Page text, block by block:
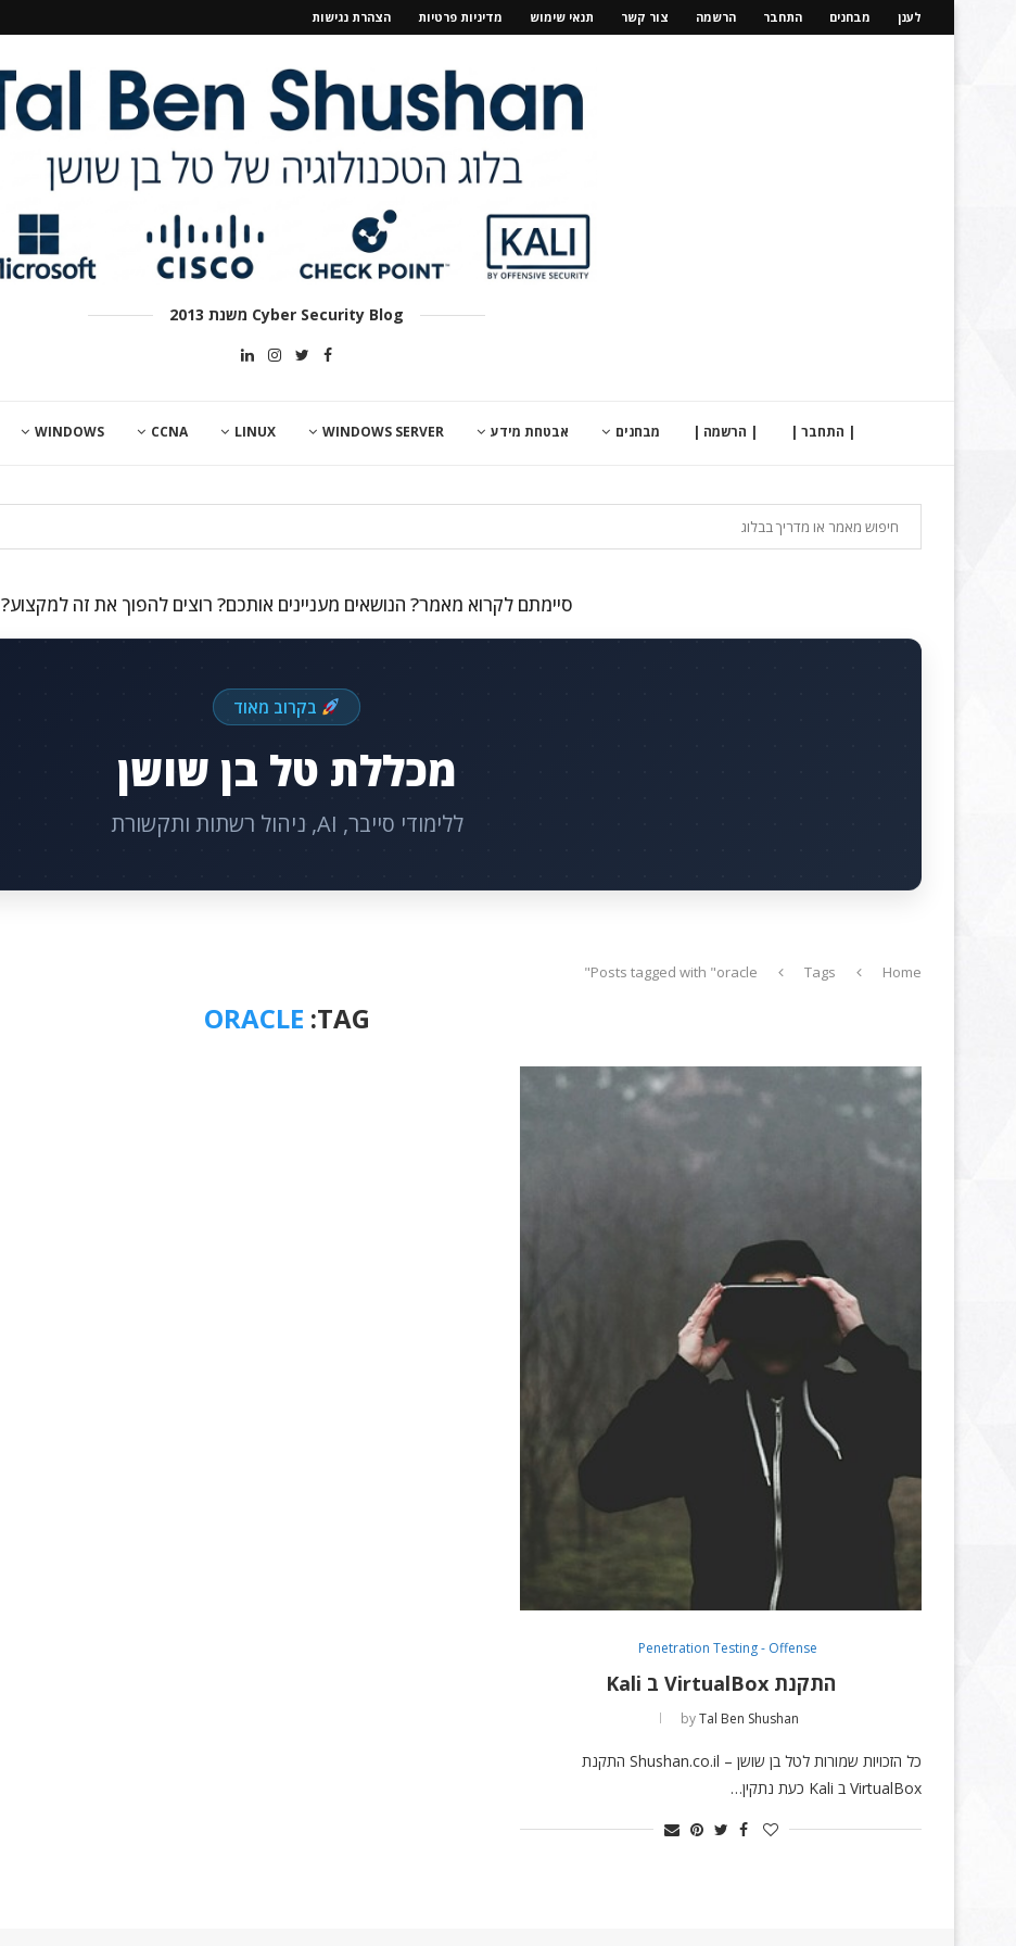
לענן מבחנים התחבר הרשמה צור קשר תנאי שימוש מדיניות פרטיות הצהרת נגישות
Cyber Security Blog משנת 2013
| התחבר | | הרשמה | מבחנים אבטחת מידע WINDOWS SERVER
LINUX
CCNA
WINDOWS
סיימתם לקרוא מאמר? הנושאים מעניינים אותכם? רוצים להפוך את זה למקצוע?
בקרוב מאוד
מכללת טל בן שושן
ללימודי סייבר, AI, ניהול רשתות ותקשורת
Home
Tags
Posts tagged with "oracle"
TAG:
ORACLE
Penetration Testing - Offense
התקנת VirtualBox ב Kali
byTal Ben Shushan
כל הזכויות שמורות לטל בן שושן – Shushan.co.il התקנת
VirtualBox ב Kali כעת נתקין…